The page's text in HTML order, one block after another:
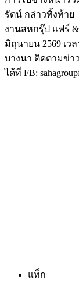
รัตน์ กล่าวทิ้งท้าย
งานสหกรุ๊ป แฟร์ &
มิถุนายน 2569 เว
บางนา ติดตามข่า
ได้ที่ FB:
แท็ก